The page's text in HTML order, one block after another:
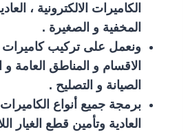
الكاميرات الالكترونية ،
المخفية و الصغيرة .
ونعمل على تركيب كاميرات
الاقسام و المناطق العامة
الصيانة و التصليح .
برمجة جميع أنواع الكاميرات
العادية وتأمين قطع الغيار